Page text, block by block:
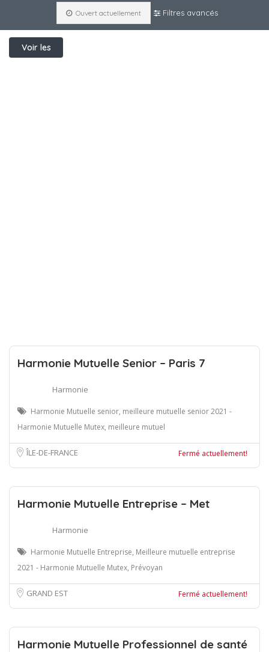
Ouvert actuellement Filtres avancés
Voir les
Harmonie Mutuelle Senior – Paris 7
Harmonie
Harmonie Mutuelle senior, meilleure mutuelle senior 2021 -
Harmonie Mutuelle Mutex, meilleure mutuel
ÎLE-DE-FRANCE Fermé actuellement!
Harmonie Mutuelle Entreprise – Met
Harmonie
Harmonie Mutuelle Entreprise, Meilleure mutuelle entreprise
2021 - Harmonie Mutuelle Mutex, Prévoyan
GRAND EST Fermé actuellement!
Harmonie Mutuelle Professionnel de santé